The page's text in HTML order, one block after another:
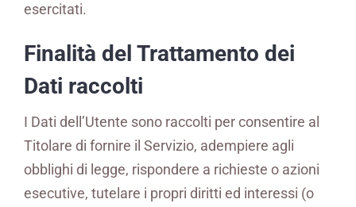
esercitati.
Finalità del Trattamento dei
Dati raccolti
I Dati dell’Utente sono raccolti per consentire al
Titolare di fornire il Servizio, adempiere agli
obblighi di legge, rispondere a richieste o azioni
esecutive, tutelare i propri diritti ed interessi (o